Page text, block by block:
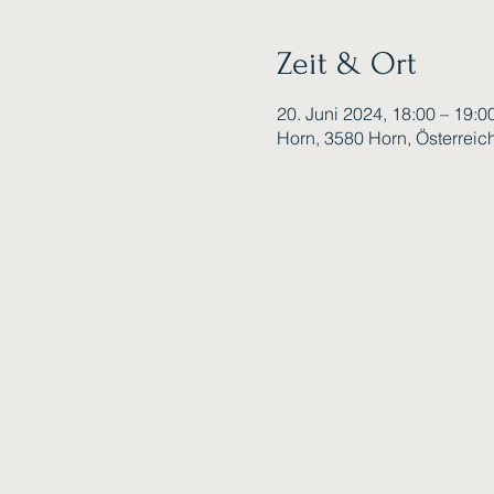
Zeit & Ort
20. Juni 2024, 18:00 –
Horn, 3580 Horn,